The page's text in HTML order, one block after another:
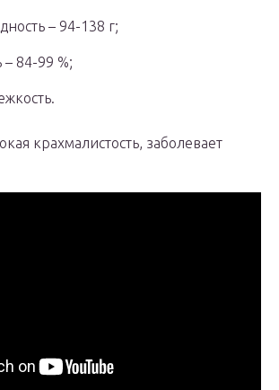
– 94-138 г;
– 84-99 %;
крахмалистость, заболевает